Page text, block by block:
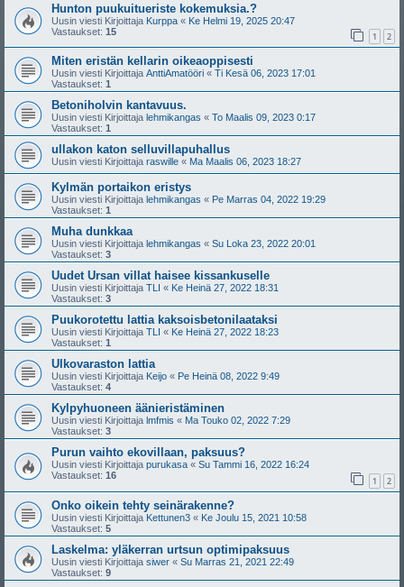
Hunton puukuitueriste kokemuksia.?
Uusin viesti Kirjoittaja Kurppa « Ke Helmi 19, 2025 20:47
Vastaukset: 15 1 2
Miten eristän kellarin oikeaoppisesti
Uusin viesti Kirjoittaja AnttiAmatööri « Ti Kesä 06, 2023 17:01
Vastaukset: 1
Betoniholvin kantavuus.
Uusin viesti Kirjoittaja lehmikangas « To Maalis 09, 2023 0:17
Vastaukset: 1
ullakon katon selluvillapuhallus
Uusin viesti Kirjoittaja raswille « Ma Maalis 06, 2023 18:27
Kylmän portaikon eristys
Uusin viesti Kirjoittaja lehmikangas « Pe Marras 04, 2022 19:29
Vastaukset: 1
Muha dunkkaa
Uusin viesti Kirjoittaja lehmikangas « Su Loka 23, 2022 20:01
Vastaukset: 3
Uudet Ursan villat haisee kissankuselle
Uusin viesti Kirjoittaja TLI « Ke Heinä 27, 2022 18:31
Vastaukset: 3
Puukorotettu lattia kaksoisbetonilaataksi
Uusin viesti Kirjoittaja TLI « Ke Heinä 27, 2022 18:23
Vastaukset: 1
Ulkovaraston lattia
Uusin viesti Kirjoittaja Keijo « Pe Heinä 08, 2022 9:49
Vastaukset: 4
Kylpyhuoneen äänieristäminen
Uusin viesti Kirjoittaja lmfmis « Ma Touko 02, 2022 7:29
Vastaukset: 3
Purun vaihto ekovillaan, paksuus?
Uusin viesti Kirjoittaja purukasa « Su Tammi 16, 2022 16:24
Vastaukset: 16 1 2
Onko oikein tehty seinärakenne?
Uusin viesti Kirjoittaja Kettunen3 « Ke Joulu 15, 2021 10:58
Vastaukset: 5
Laskelma: yläkerran urtsun optimipaksuus
Uusin viesti Kirjoittaja siwer « Su Marras 21, 2021 22:49
Vastaukset: 9